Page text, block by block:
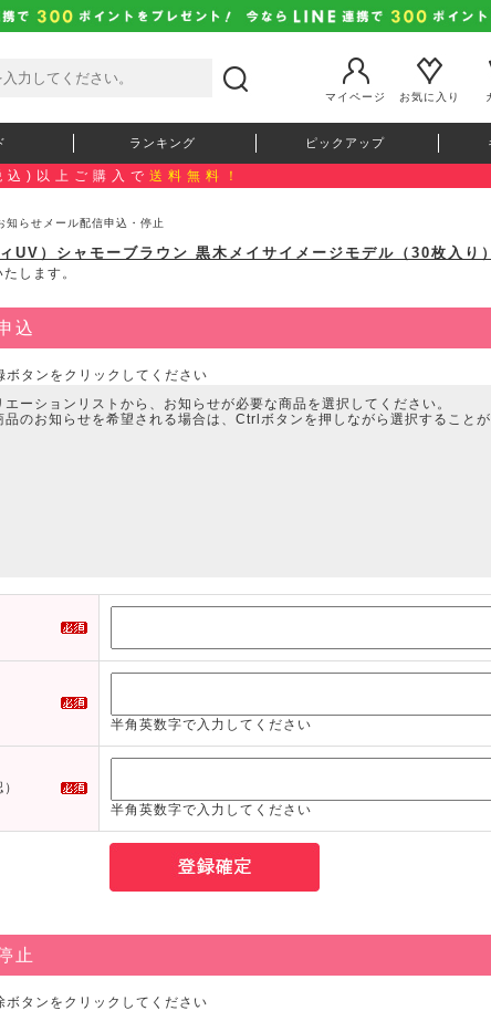
マイページ
お気に入り
ランキング ピックアップ
)以上ご購入で 送料無料！
知らせメール配信申込・停止
UV）シャモーブラウン 黒木メイサイメージモデル（30枚入り）
します。
込
タンをクリックしてください
エーションリストから、お知らせが必要な商品を選択してください。
品のお知らせを希望される場合は、Ctrlボタンを押しながら選択することが
半角英数字で入力してください
半角英数字で入力してください
止
タンをクリックしてください